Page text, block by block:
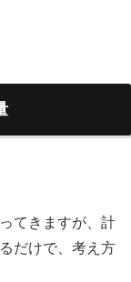
てきますが、計
だけで、考え方